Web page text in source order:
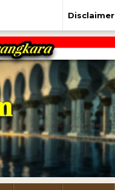
Disclaimer